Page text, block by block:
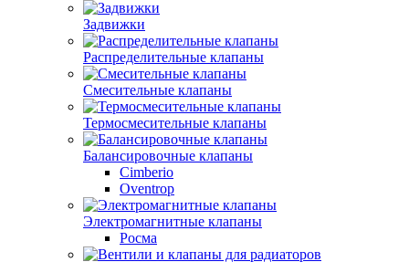
Задвижки
Распределительные клапаны
Cмесительные клапаны
Термосмесительные клапаны
Балансировочные клапаны
Cimberio
Oventrop
Электромагнитные клапаны
Росма